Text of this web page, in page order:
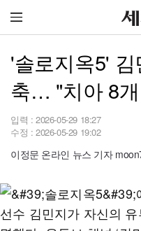
'솔로지옥5'
축… "치아 8
입력 : 2026-05-29 18:27
수정 : 2026-05-29 19:02
이정문 온라인 뉴스 기자